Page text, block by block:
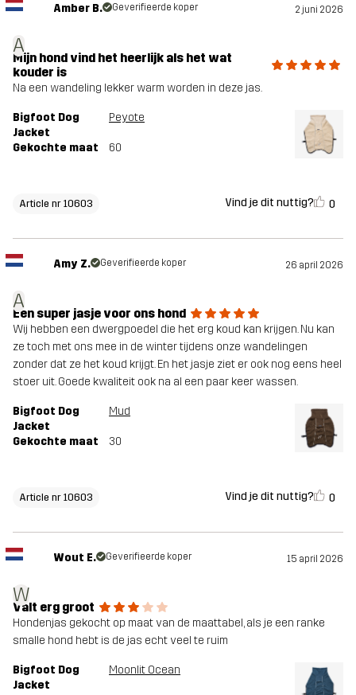
A
Amber B. Geverifieerde koper 2 juni 2026
Mijn hond vind het heerlijk als het wat
kouder is
Na een wandeling lekker warm worden in deze jas.
Bigfoot Dog
Jacket
Peyote
Gekochte maat 60
Article nr 10603 Vind je dit nuttig? 0
A
Amy Z. Geverifieerde koper 26 april 2026
Een super jasje voor ons hond
Wij hebben een dwergpoedel die het erg koud kan krijgen. Nu kan
ze toch met ons mee in de winter tijdens onze wandelingen
zonder dat ze het koud krijgt. En het jasje ziet er ook nog eens heel
stoer uit. Goede kwaliteit ook na al een paar keer wassen.
Bigfoot Dog
Jacket
Mud
Gekochte maat 30
Article nr 10603 Vind je dit nuttig? 0
W
Wout E. Geverifieerde koper 15 april 2026
Valt erg groot
Hondenjas gekocht op maat van de maattabel, als je een ranke
smalle hond hebt is de jas echt veel te ruim
Bigfoot Dog
Jacket
Moonlit Ocean